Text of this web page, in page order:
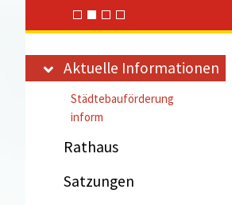
Aktuelle Informationen
Städtebauförderung
inform
Rathaus
Satzungen